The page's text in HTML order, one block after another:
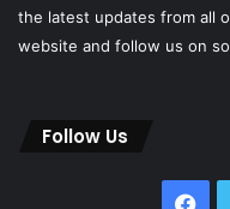
the latest updates from all
website and follow us on
Follow Us